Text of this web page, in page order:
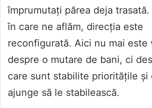
împrumutați părea deja trasată.
în care ne aflăm, direcția este
reconfigurată. Aici nu mai este
despre o mutare de bani, ci
care sunt stabilite prioritățile și
ajunge să le stabilească.